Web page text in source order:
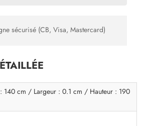
sécurisé (CB, Visa, Mastercard)
140 cm / Largeur : 0.1 cm / Hauteur : 190